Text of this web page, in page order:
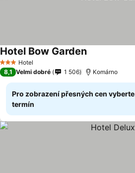
3 Počet hvězdiček
Hotel
Hotel Bow Garden
8,1 Velmi dobré 1 506 Komárno
Pro zobrazení přesných cen vyberte
termín